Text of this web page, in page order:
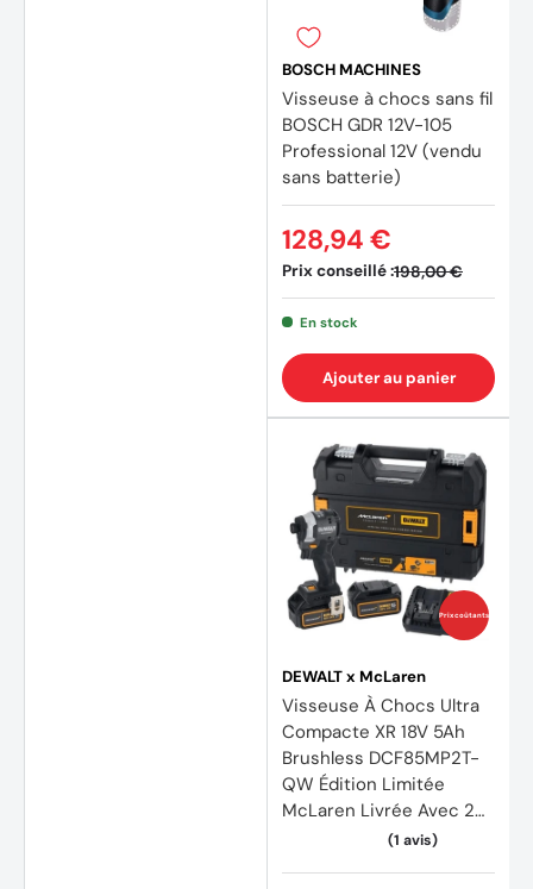
BOSCH MACHINES
Visseuse à chocs sans fil
BOSCH GDR 12V-105
Professional 12V (vendu
sans batterie)
Prix conseillé :198,00 €
128,94 €
En stock
Ajouter au panier
Prix coûtants
DEWALT x McLaren
Visseuse À Chocs Ultra
Compacte XR 18V 5Ah
Brushless DCF85MP2T-
QW Édition Limitée
McLaren Livrée Avec 2
Batteries 5Ah Li-Ion, 1